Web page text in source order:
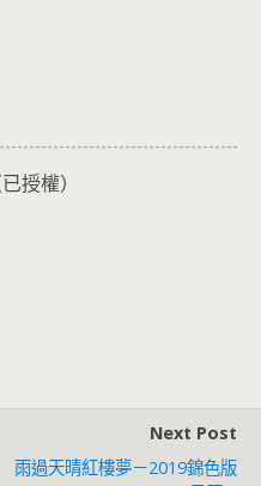
已授權）
Next Post
雨過天晴紅樓夢－2019錦色版